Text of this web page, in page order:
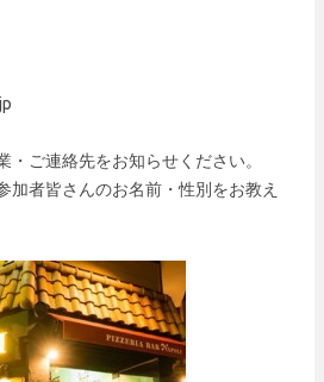
・ご連絡先をお知らせください。
加者皆さんのお名前・性別をお教え